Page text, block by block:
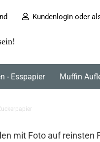
Kundenlogin oder
- Esspapier Muffin
mit Foto auf reinsten